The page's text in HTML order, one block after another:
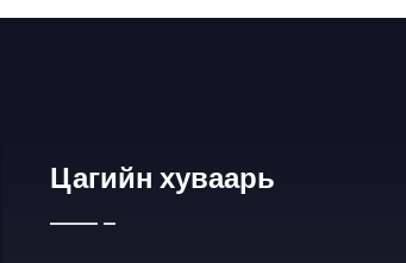
Цагийн хуваарь